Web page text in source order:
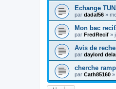
Echange
par dadal56 »
Mon bac
par FredRecif »
Avis de
par daylord
cherche
par Cath85160 »